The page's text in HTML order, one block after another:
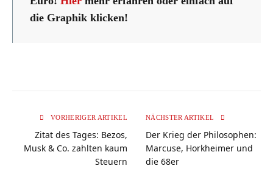
die Graphik klicken!
VORHERIGER ARTIKEL
Zitat des Tages: Bezos,
Musk & Co. zahlten kaum
Steuern
NÄCHSTER ARTIKEL
Der Krieg der Philosophen:
Marcuse, Horkheimer und
die 68er